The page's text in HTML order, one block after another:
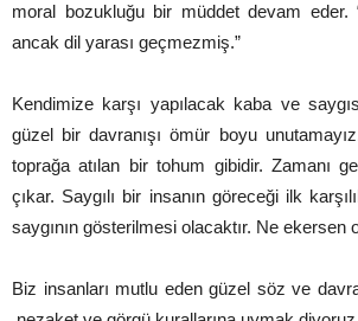
moral bozukluğu bir müddet devam eder.
ancak dil yarası geçmezmiş.”
Kendimize karşı yapılacak kaba ve
güzel bir davranışı ömür boyu
toprağa atılan bir tohum gibidir. Zamanı
çıkar. Saygılı bir insanın göreceği ilk
saygının gösterilmesi olacaktır. Ne ekersen
Biz insanları mutlu eden güzel söz ve